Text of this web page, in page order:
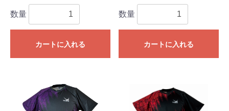
数量
カートに入れる
数量
カートに入れる